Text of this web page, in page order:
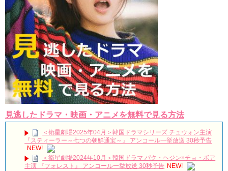
Powered by livedoor 相互RSS
見逃したドラマ・映画・アニメを無料で見る方法
＜衛星劇場2025年04月＞韓国ドラマシリーズ チュウォン主演
『スティーラー～七つの朝鮮通宝～』 アンコール一挙放送 30秒予告
NEW!
＜衛星劇場2024年10月＞韓国ドラマ パク・ヘジン×チョ・ボア
主演 『フォレスト』 アンコール一挙放送 30秒予告 NEW!